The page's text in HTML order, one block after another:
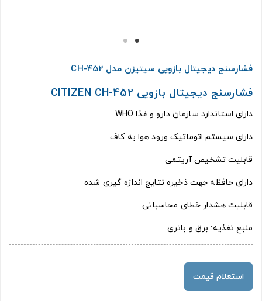
فشارسنج دیجیتال بازویی سیتیزن مدل CH-452
فشارسنج دیجیتال بازویی
دارای استاندارد سازمان دارو و غذاWHO
دارای سیستم اتوماتیک ورود هوا به کاف
قابلیت تشخیص آریتمی
دارای حافظه جهت ذخیره نتایج اندازه گیری شده
قابلیت هشدار خطای محاسباتی
منبع تغذیه: برق و باتری
استعلام قیمت